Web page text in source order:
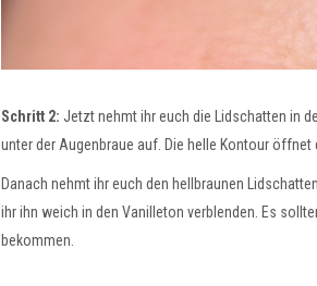
Schritt 2: Jetzt nehmt ihr euch die Lidschatten in
unter der Augenbraue auf. Die helle Kontour
Danach nehmt ihr euch den hellbraunen
ihr ihn weich in den Vanilleton verblenden. Es
bekommen.